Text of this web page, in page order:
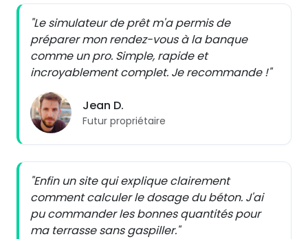
"Le simulateur de prêt m'a permis de
préparer mon rendez-vous à la banque
comme un pro. Simple, rapide et
incroyablement complet. Je recommande !"
Jean D.
Futur propriétaire
"Enfin un site qui explique clairement
comment calculer le dosage du béton. J'ai
pu commander les bonnes quantités pour
ma terrasse sans gaspiller."